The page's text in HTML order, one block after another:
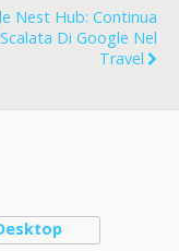
Nest Hub: Continua
Di Google Nel
Travel